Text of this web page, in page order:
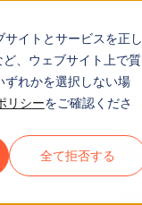
イトとサービスを正し
、ウェブサイト上で質
れかを選択しない場
リシーをご確認くださ
全て拒否する